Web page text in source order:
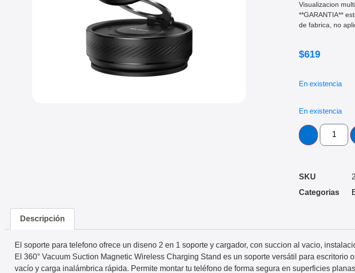
Visualizacion
**GARANTIA**
de fabrica, no
$619
En existencia
En existencia
SKU
Categorias
Descripción
El soporte para telefono ofrece un diseno 2 en 1 soporte y cargador, con succion al vacio,
El 360° Vacuum Suction Magnetic Wireless Charging Stand es un soporte versátil para escritorio
vacío y carga inalámbrica rápida. Permite montar tu teléfono de forma segura en superficies